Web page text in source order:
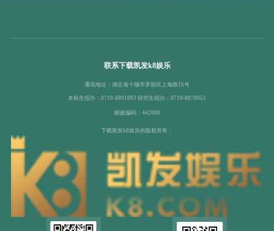
联系下载凯发k8娱乐
通讯地址：湖北省十堰市茅箭区上海路16号
本科生招办：0719-8891093 研究生招办：0719-8878051
邮政编码：442000
下载凯发k8娱乐的版权所有：